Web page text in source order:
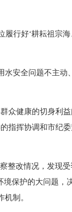
行好‘耕耘祖宗海
安全问题不主动
健康的切身利
指挥协调和市纪
改情况，发现
保护的大问题，
制。